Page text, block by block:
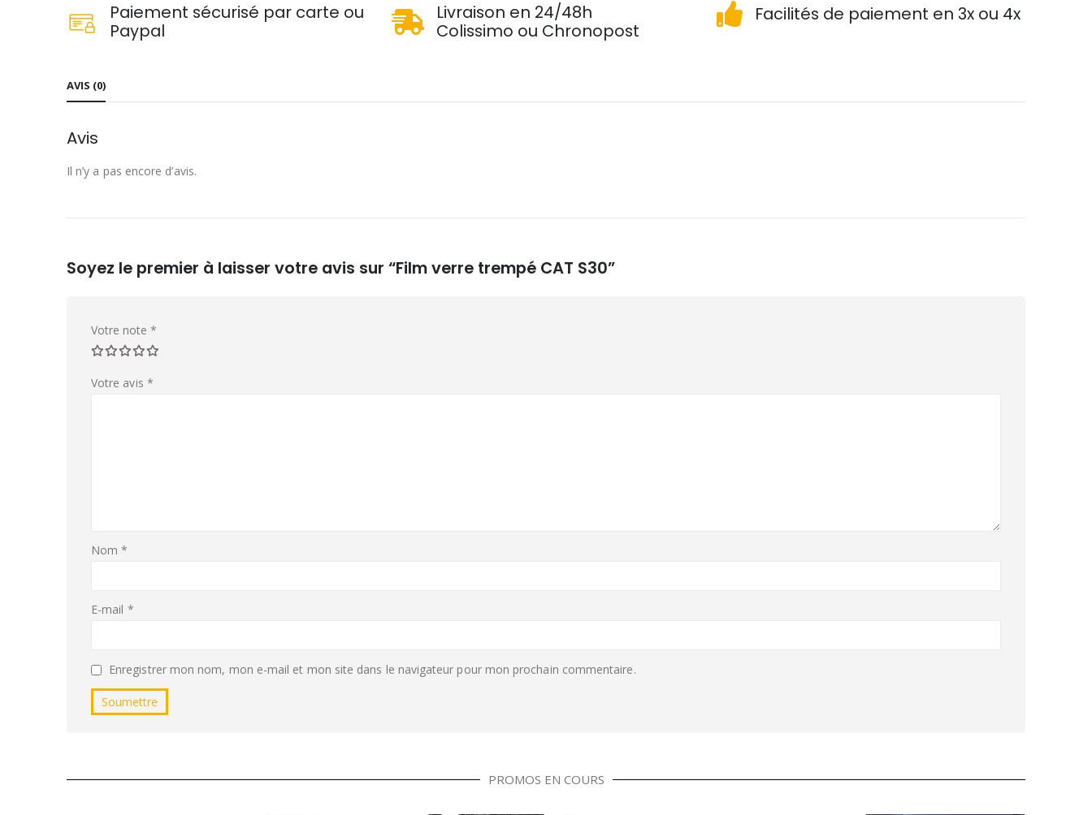
Paiement sécurisé par carte ou
Paypal
Livraison en 24/48h
Colissimo ou Chronopost
Facilités de paiement en 3x ou 4x
AVIS (0)
Avis
Il n’y a pas encore d’avis.
Soyez le premier à laisser votre avis sur “Film verre trempé CAT S30”
Votre note *
Votre avis *
Nom*
E-mail *
Enregistrer mon nom, mon e-mail et mon site dans le navigateur pour mon prochain commentaire.
PROMOS EN COURS